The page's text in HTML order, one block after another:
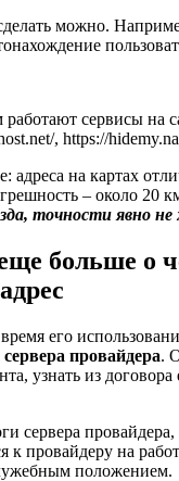
можно.
сервисы на
, https://
адреса на картах
– около 20
точности явно
больше о
его
сервера провайдера.
узнать из договора
сервера
к провайдеру на
положением.